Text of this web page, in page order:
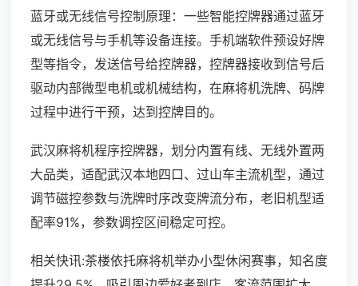
蓝牙或无线信号控制原理：一些智能控牌器通过蓝牙
或无线信号与手机等设备连接。手机端软件预设好牌
型等指令，发送信号给控牌器，控牌器接收到信号后
驱动内部微型电机或机械结构，在麻将机洗牌、码牌
过程中进行干预，达到控牌目的。
武汉麻将机程序控牌器，划分内置有线、无线外置两
大品类，适配武汉本地四口、过山车主流机型，通过
调节磁控参数与洗牌时序改变牌流分布，老旧机型适
配率91%，参数调控区间稳定可控。
相关快讯:茶楼依托麻将机举办小型休闲赛事，知名度